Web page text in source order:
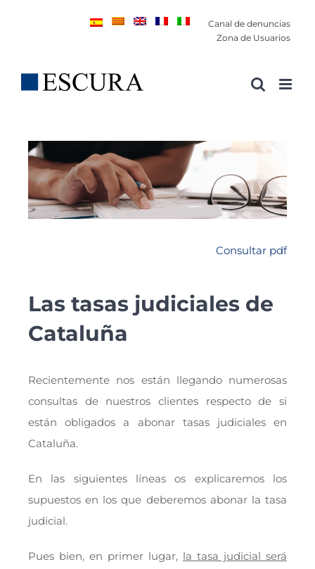
Canal de denuncias
Zona de Usuarios
Consultar pdf
Las tasas judiciales de
Cataluña
Recientemente nos están llegando numerosas
consultas de nuestros clientes respecto de si
están obligados a abonar tasas judiciales en
Cataluña.
En las siguientes líneas os explicaremos los
supuestos en los que deberemos abonar la tasa
judicial.
Pues bien, en primer lugar, la tasa judicial será